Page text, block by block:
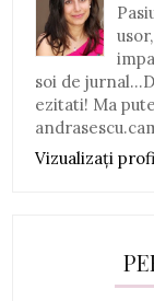
soi de
ezitati! Ma
Vizualizați